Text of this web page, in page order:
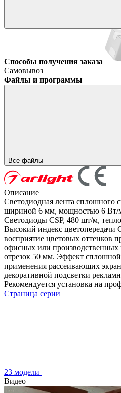
Способы получения заказа
Самовывоз
Файлы и программы
Все файлы
Описание
Светодиодная лента сплошного
шириной 6 мм, мощностью 6 Вт/
Светодиоды CSP, 480 шт/м,
Высокий индекс цветопередачи
восприятие цветовых
офисных или
отрезок 50 мм. Эффект сплошной
применения рассеивающих
декоративной подсветки
Рекомендуется установка на
Страница серии
23 модели
Видео